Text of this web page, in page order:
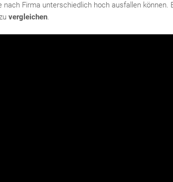
nach Firma unterschiedlich hoch ausfallen können.
vergleichen.